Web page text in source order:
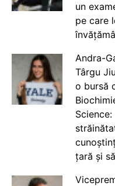
un
pe care
Andra-
Târgu
o bursă
țară și